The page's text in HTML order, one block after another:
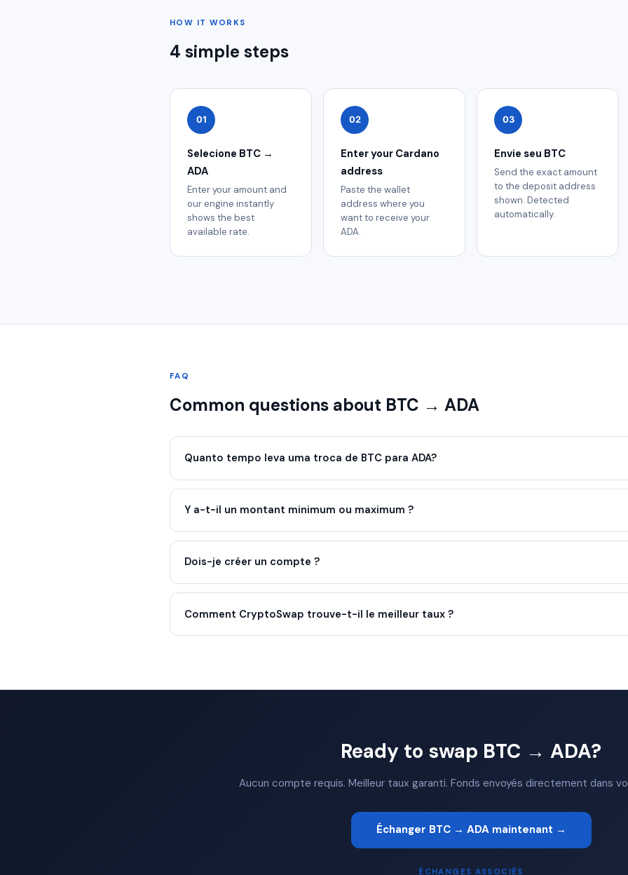
HOW IT WORKS
4 simple steps
01
Selecione BTC →
ADA
Enter your amount and
our engine instantly
shows the best
available rate.
02
Enter your Cardano
address
Paste the wallet
address where you
want to receive your
ADA.
03
Envie seu BTC
Send the exact amount
to the deposit address
shown. Detected
automatically.
FAQ
Common questions about BTC → ADA
Quanto tempo leva uma troca de BTC para ADA?
Y a-t-il un montant minimum ou maximum ?
Dois-je créer un compte ?
Comment CryptoSwap trouve-t-il le meilleur taux ?
Ready to swap BTC → ADA?
Aucun compte requis. Meilleur taux garanti. Fonds envoyés directement dans
Échanger BTC → ADA maintenant →
ÉCHANGES ASSOCIÉS